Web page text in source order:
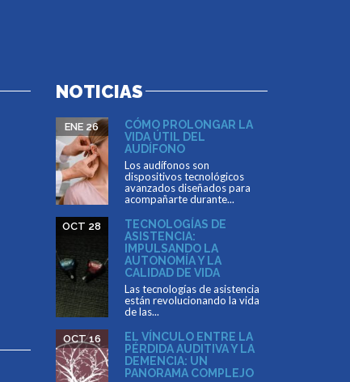
NOTICIAS
CÓMO PROLONGAR LA
VIDA ÚTIL DEL
AUDÍFONO
ENE 26
Los audífonos son
dispositivos tecnológicos
avanzados diseñados para
acompañarte durante...
TECNOLOGÍAS DE
ASISTENCIA:
IMPULSANDO LA
AUTONOMÍA Y LA
CALIDAD DE VIDA
OCT 28
Las tecnologías de asistencia
están revolucionando la vida
de las...
EL VÍNCULO ENTRE LA
PÉRDIDA AUDITIVA Y LA
DEMENCIA: UN
PANORAMA COMPLEJO
OCT 16